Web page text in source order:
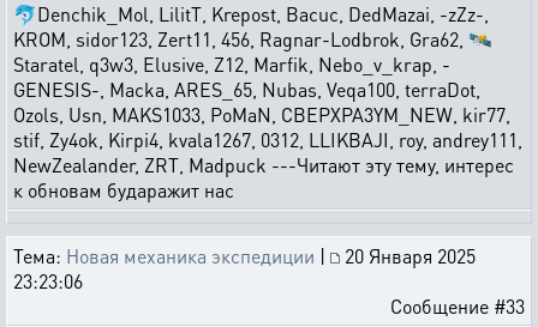
🐬Denchik_Mol, LilitT, Krepost, Bacuc, DedMazai, -zZz-,
KROM, sidor123, Zert11, 456, Ragnar-Lodbrok, Gra62, 🛰️
Staratel, q3w3, Elusive, Z12, Marfik, Nebo_v_krap, -
GENESIS-, Macka, ARES_65, Nubas, Veqa100, terraDot,
Ozols, Usn, MAKS1033, PoMaN, CBEPXPA3YM_NEW, kir77,
stif, Zy4ok, Kirpi4, kvala1267, 0312, LLIKBAJI, roy, andrey111,
NewZealander, ZRT, Madpuck ---Читают эту тему, интерес
к обновам бударажит нас
Тема: Новая механика экспедиции |
20 Января 2025
23:23:06
Сообщение #33